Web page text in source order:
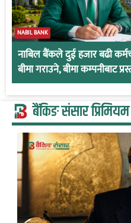
NABIL BANK
नाबिल बैंकले दुई हजार बढी
बीमा गराउने, बीमा कम्पनीबाट
बैंकिङ संसार प्रिमियम